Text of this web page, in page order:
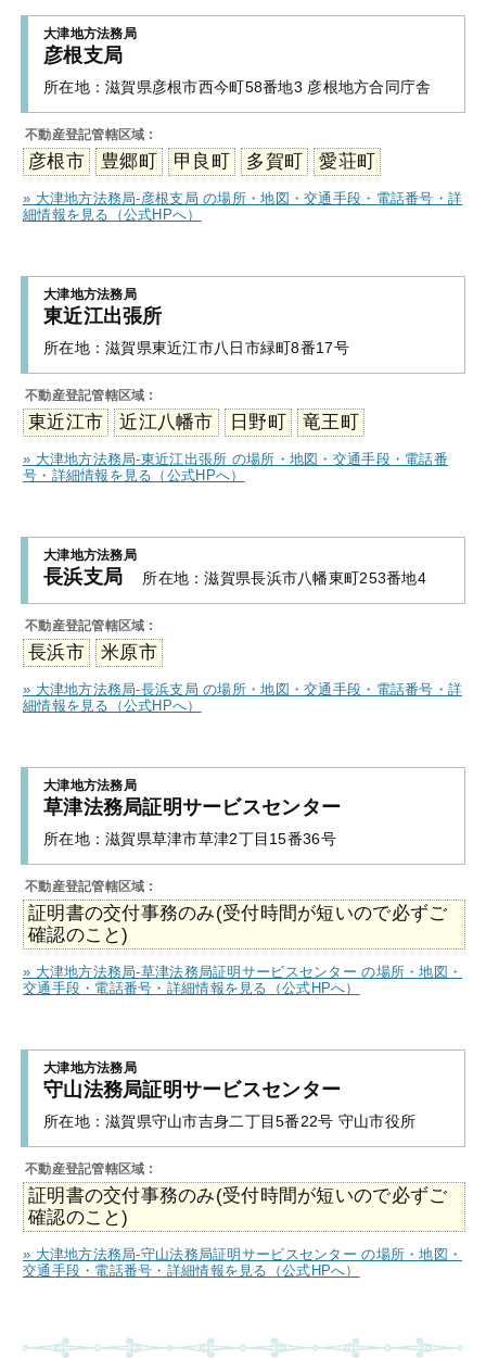
大津地方法務局
彦根支局
所在地：滋賀県彦根市西今町58番地3 彦根地方合同庁舎
不動産登記管轄区域 :
彦根市 豊郷町 甲良町 多賀町 愛荘町
» 大津地方法務局-彦根支局 の場所・地図・交通手段・電話番号・詳
細情報を見る（公式HPへ）
大津地方法務局
東近江出張所
所在地：滋賀県東近江市八日市緑町8番17号
不動産登記管轄区域 :
東近江市 近江八幡市 日野町 竜王町
» 大津地方法務局-東近江出張所 の場所・地図・交通手段・電話番
号・詳細情報を見る（公式HPへ）
大津地方法務局
長浜支局 所在地：滋賀県長浜市八幡東町253番地4
不動産登記管轄区域 :
長浜市 米原市
» 大津地方法務局-長浜支局 の場所・地図・交通手段・電話番号・詳
細情報を見る（公式HPへ）
大津地方法務局
草津法務局証明サービスセンター
所在地：滋賀県草津市草津2丁目15番36号
不動産登記管轄区域 :
証明書の交付事務のみ(受付時間が短いので必ずご
確認のこと)
» 大津地方法務局-草津法務局証明サービスセンター の場所・地図・
交通手段・電話番号・詳細情報を見る（公式HPへ）
大津地方法務局
守山法務局証明サービスセンター
所在地：滋賀県守山市吉身二丁目5番22号 守山市役所
不動産登記管轄区域 :
証明書の交付事務のみ(受付時間が短いので必ずご
確認のこと)
» 大津地方法務局-守山法務局証明サービスセンター の場所・地図・
交通手段・電話番号・詳細情報を見る（公式HPへ）